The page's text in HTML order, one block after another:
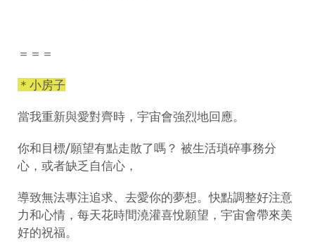
＝＝＝
＊小房子
當我重新與愛對齊時，宇宙會強烈地回應。
你和目標/願望有點走散了嗎？ 被生活瑣碎事務分
心，或者缺乏自信心，
導致無法專注追求、去愛你的夢想。快點調整好注意
力和心情，每天花時間澆灌喜悅願望，宇宙會帶來美
好的祝福。